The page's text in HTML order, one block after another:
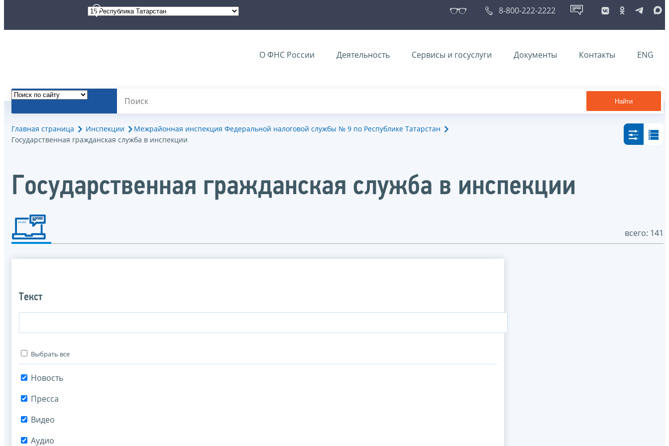
8-800-222-2222
О ФНС России Деятельность Сервисы и госуслуги Документы Контакты ENG
Найти
Главная страница Инспекции
Межрайонная инспекция Федеральной налоговой службы № 9 по Республике Татарстан
Государственная гражданская служба в инспекции
Государственная гражданская служба в инспекции
всего: 141
Текст
Выбрать все
Новость
Пресса
Видео
Аудио